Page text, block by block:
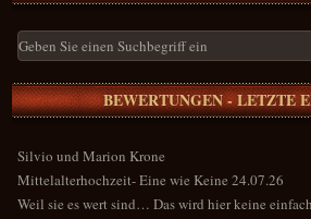
BEWERTUNGEN - LETZTE
Silvio und Marion Krone
Mittelalterhochzeit- Eine wie Keine 24.07.26
Weil sie es wert sind… Das wird hier keine